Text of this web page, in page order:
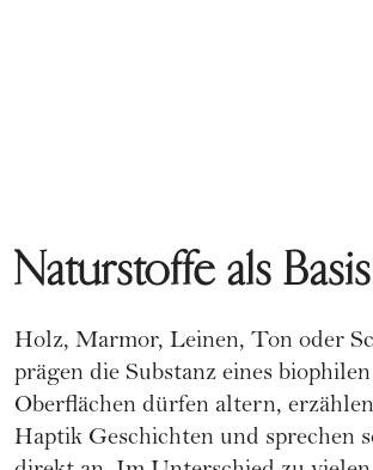
Naturstoffe als Basis
Holz, Marmor, Leinen, Ton oder
prägen die Substanz eines
Oberflächen dürfen altern,
Haptik Geschichten und sprechen